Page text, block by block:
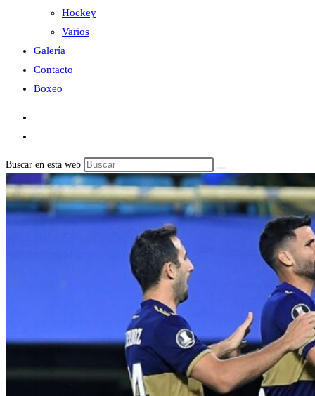
Hockey
Varios
Galería
Contacto
Boxeo
Buscar en esta web